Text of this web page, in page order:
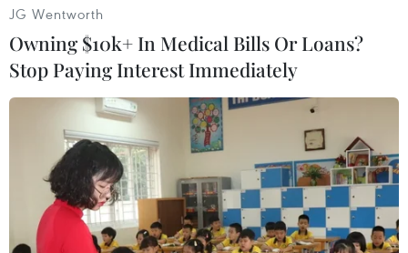
#COVID-19
UAE
Theo dõi VietnamPlus
JG Wentworth
Owning $10k+ In Medical Bills Or Loans?
Stop Paying Interest Immediately